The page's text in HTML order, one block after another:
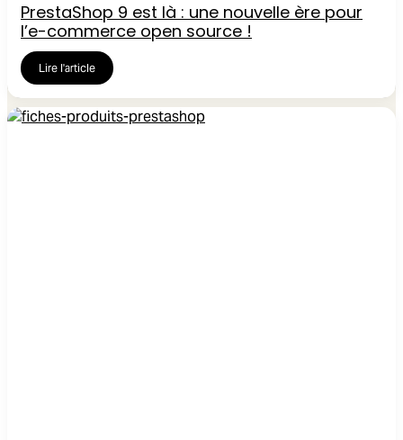
PrestaShop 9 est là : une nouvelle ère pour
l’e-commerce open source !
Lire l'article